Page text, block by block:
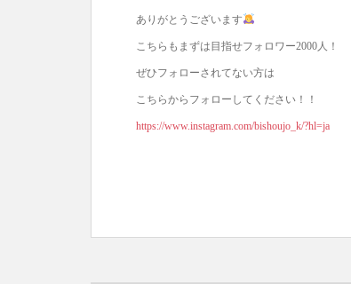
ありがとうございます
こちらもまずは目指せフォロワー2000人！
ぜひフォローされてない方は
こちらからフォローしてください！！
https://www.instagram.com/bishoujo_k/?hl=ja